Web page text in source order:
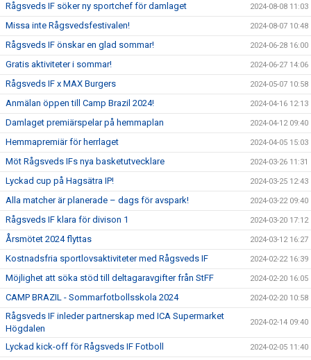
Rågsveds IF söker ny sportchef för damlaget 2024-08-08 11:03
Missa inte Rågsvedsfestivalen! 2024-08-07 10:48
Rågsveds IF önskar en glad sommar! 2024-06-28 16:00
Gratis aktiviteter i sommar! 2024-06-27 14:06
Rågsveds IF x MAX Burgers 2024-05-07 10:58
Anmälan öppen till Camp Brazil 2024! 2024-04-16 12:13
Damlaget premiärspelar på hemmaplan 2024-04-12 09:40
Hemmapremiär för herrlaget 2024-04-05 15:03
Möt Rågsveds IFs nya basketutvecklare 2024-03-26 11:31
Lyckad cup på Hagsätra IP! 2024-03-25 12:43
Alla matcher är planerade – dags för avspark! 2024-03-22 09:40
Rågsveds IF klara för divison 1 2024-03-20 17:12
Årsmötet 2024 flyttas 2024-03-12 16:27
Kostnadsfria sportlovsaktiviteter med Rågsveds IF 2024-02-22 16:39
Möjlighet att söka stöd till deltagaravgifter från StFF 2024-02-20 16:05
CAMP BRAZIL - Sommarfotbollsskola 2024 2024-02-20 10:58
Rågsveds IF inleder partnerskap med ICA Supermarket
Högdalen
2024-02-14 09:40
Lyckad kick-off för Rågsveds IF Fotboll 2024-02-05 11:40